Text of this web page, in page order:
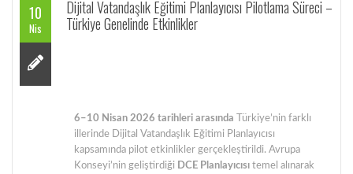
10
Nis
Dijital Vatandaşlık Eğitimi Planlayıcısı Pilotlama Süreci –
Türkiye Genelinde Etkinlikler
6–10 Nisan 2026 tarihleri arasında Türkiye’nin farklı
illerinde Dijital Vatandaşlık Eğitimi Planlayıcısı
kapsamında pilot etkinlikler gerçekleştirildi. Avrupa
Konseyi’nin geliştirdiği DCE Planlayıcısı temel alınarak